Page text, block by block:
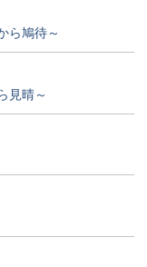
ら鳩待～
見晴～